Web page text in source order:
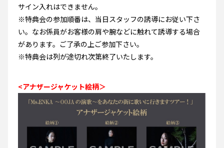
サイン入れはできません。
※特典会の参加順番は、当日スタッフの誘導にお従い下さ
い。なお係員がお客様の肩や腕などに触れて誘導する場合
があります。ご了承の上ご参加下さい。
※特典会は列が途切れ次第終了いたします。
<アナザージャケット絵柄＞